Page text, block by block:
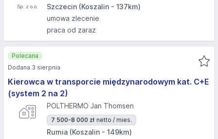
Szczecin (Koszalin - 137km)
umowa zlecenie
praca od zaraz
Kierowca w transporcie międzynarodowym kat. C+E
(system 2 na 2)
POLTHERMO Jan Thomsen
7 500-8 000 zł netto / mies.
Rumia (Koszalin - 149km)
Polecana
Dodana 3 sierpnia